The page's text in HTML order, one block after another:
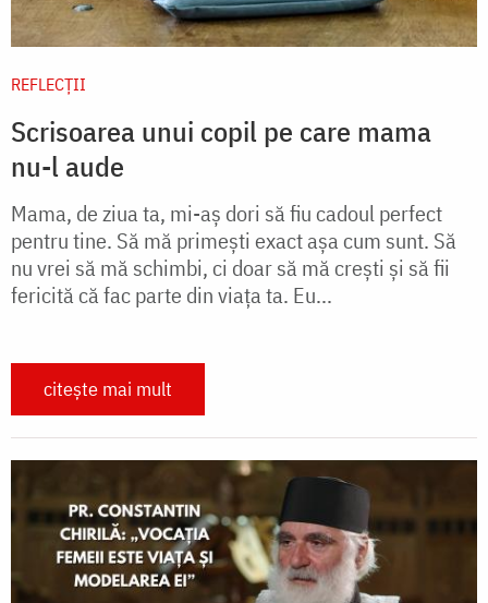
REFLECȚII
Scrisoarea unui copil pe care mama
nu-l aude
Mama, de ziua ta, mi-aș dori să fiu cadoul perfect
pentru tine. Să mă primești exact așa cum sunt. Să
nu vrei să mă schimbi, ci doar să mă crești și să fii
fericită că fac parte din viața ta. Eu...
citește mai mult